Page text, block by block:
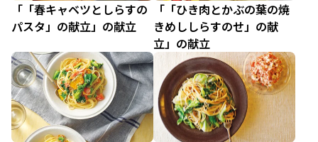
「「春キャベツとしらすの
パスタ」の献立」の献立
「「ひき肉とかぶの葉の焼
きめししらすのせ」の献
立」の献立